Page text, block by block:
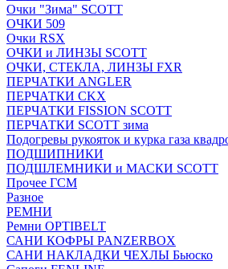
Очки "Зима" SCOTT
ОЧКИ 509
Очки RSX
ОЧКИ и ЛИНЗЫ SCOTT
ОЧКИ, СТЕКЛА, ЛИНЗЫ FXR
ПЕРЧАТКИ ANGLER
ПЕРЧАТКИ CKX
ПЕРЧАТКИ FISSION SCOTT
ПЕРЧАТКИ SCOTT зима
Подогревы рукояток и курка газа
ПОДШИПНИКИ
ПОДШЛЕМНИКИ и МАСКИ SCOTT
Прочее ГСМ
Разное
РЕМНИ
Ремни OPTIBELT
САНИ КОФРЫ PANZERBOX
САНИ НАКЛАДКИ ЧЕХЛЫ Бьюско